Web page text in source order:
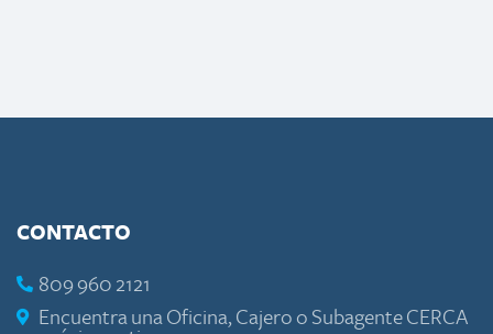
CONTACTO
809 960 2121
Encuentra una Oficina, Cajero o Subagente CERCA